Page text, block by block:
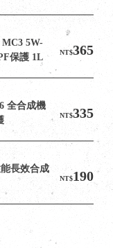
NT$365
5W-
保護 1L
NT$335
全合成機
NT$190
長效合成